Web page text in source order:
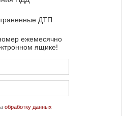
ДТП
ежемесячно
ящике!
обработку данных